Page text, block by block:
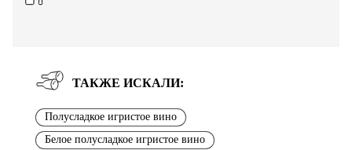
ТАКЖЕ ИСКАЛИ:
Полусладкое игристое вино
Белое полусладкое игристое вино